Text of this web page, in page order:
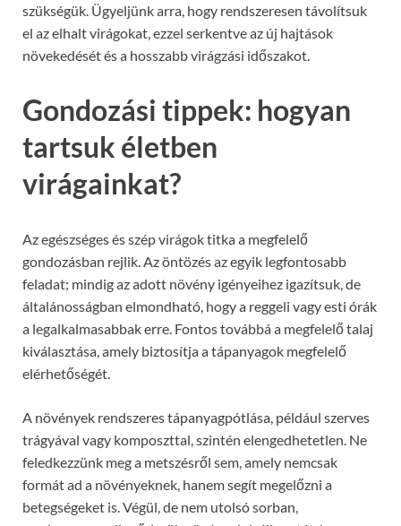
szükségük. Ügyeljünk arra, hogy rendszeresen távolítsuk
el az elhalt virágokat, ezzel serkentve az új hajtások
növekedését és a hosszabb virágzási időszakot.
Gondozási tippek: hogyan
tartsuk életben
virágainkat?
Az egészséges és szép virágok titka a megfelelő
gondozásban rejlik. Az öntözés az egyik legfontosabb
feladat; mindig az adott növény igényeihez igazítsuk, de
általánosságban elmondható, hogy a reggeli vagy esti órák
a legalkalmasabbak erre. Fontos továbbá a megfelelő talaj
kiválasztása, amely biztosítja a tápanyagok megfelelő
elérhetőségét.
A növények rendszeres tápanyagpótlása, például szerves
trágyával vagy komposzttal, szintén elengedhetetlen. Ne
feledkezzünk meg a metszésről sem, amely nemcsak
formát ad a növényeknek, hanem segít megelőzni a
betegségeket is. Végül, de nem utolsó sorban,